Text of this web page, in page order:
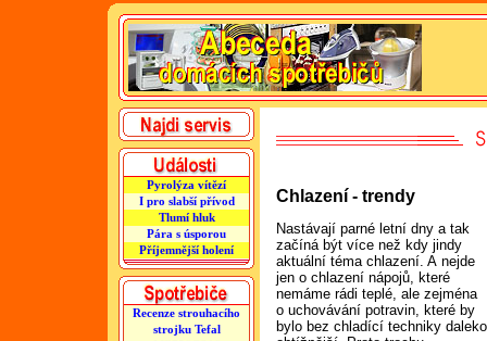
Pyrolýza vítězí
I pro slabší přívod
Tlumí hluk
Pára s úsporou
Příjemnější holení
Recenze strouhacího
strojku Tefal
Chlazení - trendy
Nastávají parné letní dny a tak
začíná být více než kdy jindy
aktuální téma chlazení. A nejde
jen o chlazení nápojů, které
nemáme rádi teplé, ale zejména
o uchovávání potravin, které by
bylo bez chladící techniky daleko